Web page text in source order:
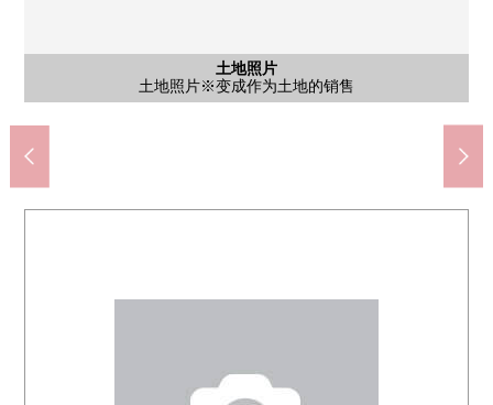
土地照片
土地照片※变成作为土地的销售
土地照片
土地照片
土地照片
土地照片
含有前面道路的外观
含有前面道路的外观
含有前面道路的外观
含有前面道路的外观
yoshizuya名古屋名西商店(约760m)
步行10分钟
儿玉小学(约190m)
步行3分钟
净心中学(约780m)
步行10分钟